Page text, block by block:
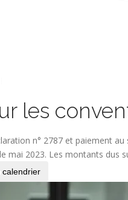
les
n° 2787 et paiement
mai 2023. Les montants dus
calendrier